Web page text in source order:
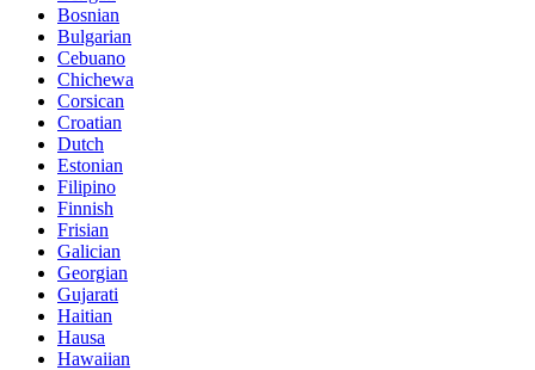
Bosnian
Bulgarian
Cebuano
Chichewa
Corsican
Croatian
Dutch
Estonian
Filipino
Finnish
Frisian
Galician
Georgian
Gujarati
Haitian
Hausa
Hawaiian